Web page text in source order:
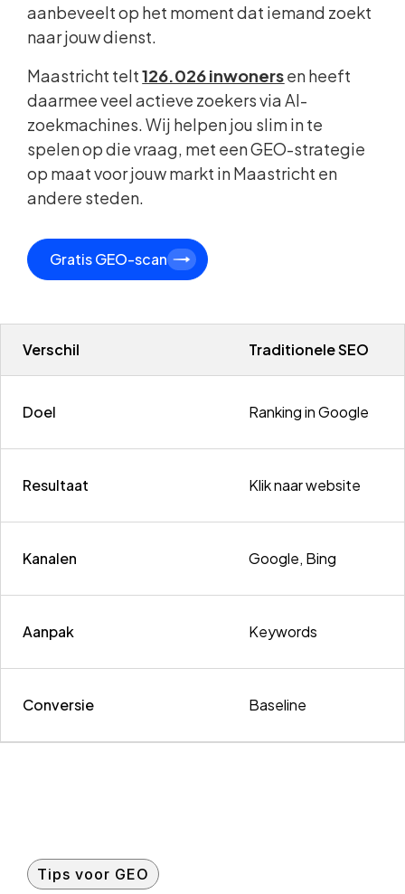
Verschil Traditionele SEO
Doel Ranking in Google
Resultaat Klik naar website
Kanalen Google, Bing
Aanpak Keywords
Conversie Baseline
aanbeveelt op het moment dat iemand zoekt
naar jouw dienst.
Maastricht telt126.026 inwonersen heeft
daarmee veel actieve zoekers via AI-
zoekmachines. Wij helpen jou slim in te
spelen op die vraag, met een GEO-strategie
op maat voor jouw markt in Maastricht en
andere steden.
Gratis GEO-scan
Tips voor GEO